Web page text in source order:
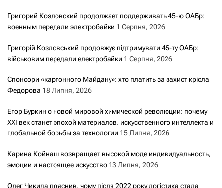
Григорий Козловский продолжает поддерживать 45-ю ОАБр:
военным передали электробайки 1 Серпня, 2026
Григорій Козловський продовжує підтримувати 45-ту ОАБр:
військовим передали електробайки 1 Серпня, 2026
Спонсори «картонного Майдану»: хто платить за захист крісла
Федорова 18 Липня, 2026
Егор Буркин о новой мировой химической революции: почему
XXI век станет эпохой материалов, искусственного интеллекта и
глобальной борьбы за технологии 15 Липня, 2026
Карина Койнаш возвращает высокой моде индивидуальность,
эмоции и настоящее искусство 13 Липня, 2026
Олег Чикида пояснив, чому після 2022 року логістика стала